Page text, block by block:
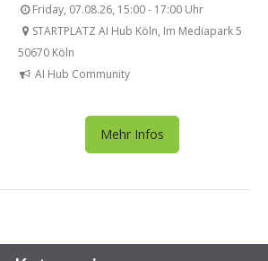
Friday, 07.08.26, 15:00 - 17:00 Uhr
STARTPLATZ AI Hub Köln, Im Mediapark 5
50670 Köln
AI Hub Community
Mehr Infos